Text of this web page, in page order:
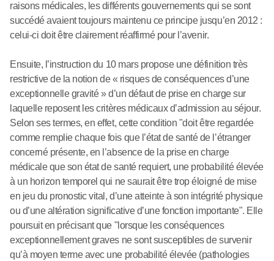
raisons médicales, les différents gouvernements qui se sont
succédé avaient toujours maintenu ce principe jusqu’en 2012 :
celui-ci doit être clairement réaffirmé pour l’avenir.
Ensuite, l’instruction du 10 mars propose une définition très
restrictive de la notion de « risques de conséquences d’une
exceptionnelle gravité » d’un défaut de prise en charge sur
laquelle reposent les critères médicaux d’admission au séjour.
Selon ses termes, en effet, cette condition "doit être regardée
comme remplie chaque fois que l’état de santé de l’étranger
concerné présente, en l’absence de la prise en charge
médicale que son état de santé requiert, une probabilité élevée
à un horizon temporel qui ne saurait être trop éloigné de mise
en jeu du pronostic vital, d’une atteinte à son intégrité physique
ou d’une altération significative d’une fonction importante". Elle
poursuit en précisant que "lorsque les conséquences
exceptionnellement graves ne sont susceptibles de survenir
qu’à moyen terme avec une probabilité élevée (pathologies